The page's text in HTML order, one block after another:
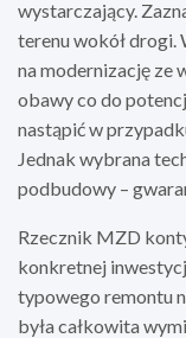
wystarczający.
terenu wokół drogi.
na modernizację ze
obawy co do
nastąpić w
Jednak wybrana
podbudowy –
Rzecznik MZD
konkretnej
typowego remontu
była całkowita